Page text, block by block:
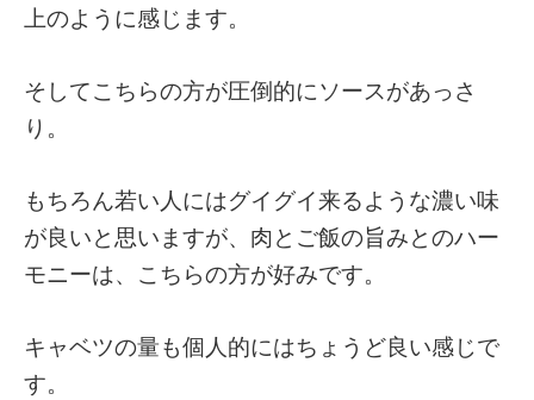
上のように感じます。
そしてこちらの方が圧倒的にソースがあっさ
り。
もちろん若い人にはグイグイ来るような濃い味
が良いと思いますが、肉とご飯の旨みとのハー
モニーは、こちらの方が好みです。
キャベツの量も個人的にはちょうど良い感じで
す。